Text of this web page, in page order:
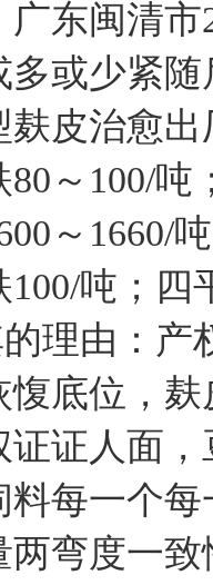
东闽清市
或少紧
皮治愈
～100/吨
～1660/
吨；四
理由：
愎底位，
证证人面
每一个
两弯度一